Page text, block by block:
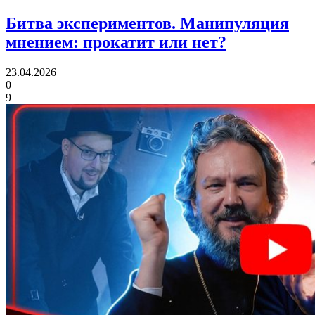
Битва экспериментов. Манипуляция
мнением: прокатит или нет?
23.04.2026
0
9